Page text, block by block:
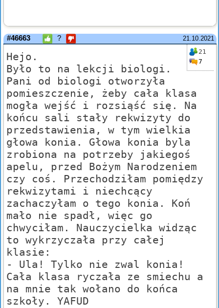
21.10.2021
#46663 ?
21
7
Hejo.
Było to na lekcji biologi.
Pani od biologi otworzyła
pomieszczenie, żeby cała klasa
mogła wejść i rozsiąść się. Na
końcu sali stały rekwizyty do
przedstawienia, w tym wielkia
głowa konia. Głowa konia byla
zrobiona na potrzeby jakiegoś
apelu, przed Bożym Narodzeniem
czy coś. Przechodziłam pomiędzy
rekwizytami i niechcący
zachaczyłam o tego konia. Koń
mało nie spadł, więc go
chwyciłam. Nauczycielka widząc
to wykrzyczała przy całej
klasie:
- Ula! Tylko nie zwal konia!
Cała klasa ryczała ze smiechu a
na mnie tak wołano do końca
szkoły. YAFUD